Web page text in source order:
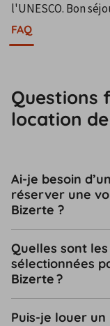
l'UNESCO. Bon
FAQ
Questions
location
Ai-je besoin
réserver une
Bizerte ?
Quelles sont
sélectionnées
Bizerte ?
Puis-je louer